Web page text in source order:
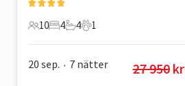
10 Gäster
10
4 Sovrum
4
4 Badrum
4
1 Husdjur
1
20 sep. • 7 nätter 27 950 kr